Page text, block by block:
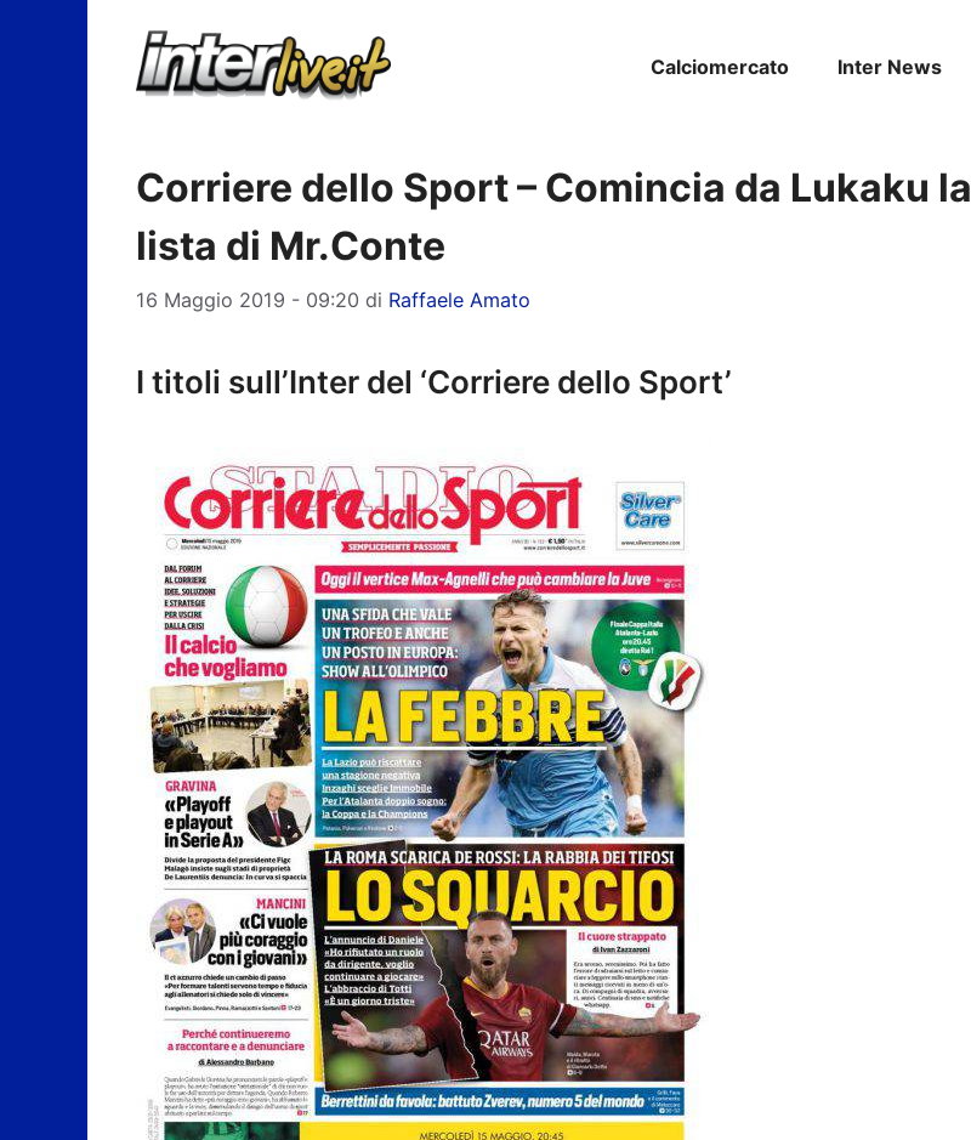
Calciomercato Inter News
Corriere dello Sport – Comincia da Lukaku la
lista di Mr.Conte
16 Maggio 2019 - 09:20 di Raffaele Amato
I titoli sull’Inter del ‘Corriere dello Sport’